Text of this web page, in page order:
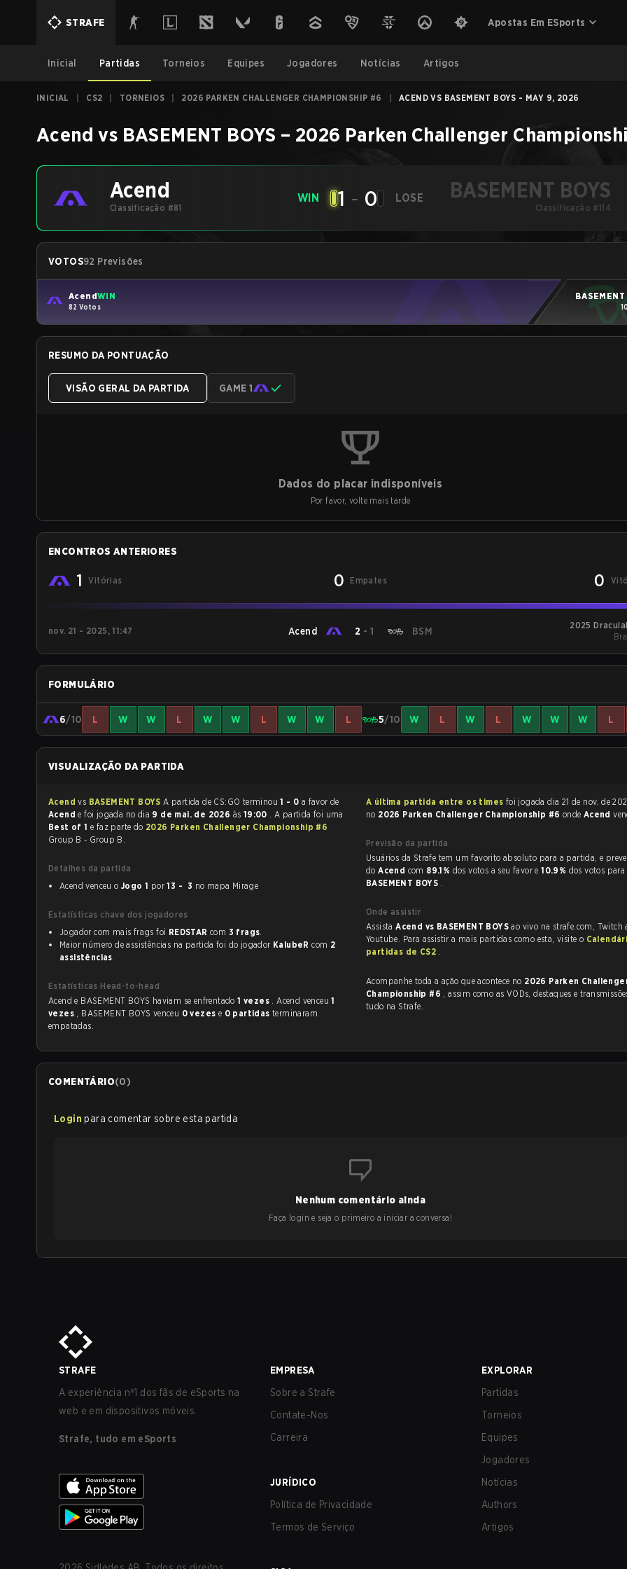
STRAFE Apostas Em ESports
Inicial Partidas Torneios Equipes Jogadores Notícias Artigos
INICIAL CS2 TORNEIOS 2026 PARKEN CHALLENGER CHAMPIONSHIP #6 ACEND VS BASEMENT BOYS - MAY 9, 2026
Acend vs BASEMENT BOYS – 2026 Parken Challenger
Acend
Classificação #81
WIN 1 - 0 LOSE BASEMENT BOYS
Classificação #114
VOTOS92 Previsões
AcendWIN
82 Votos
RESUMO DA PONTUAÇÃO
VISÃO GERAL DA PARTIDA GAME 1
Dados do placar indisponíveis
Por favor, volte mais tarde
ENCONTROS ANTERIORES
1 Vitórias 0 Empates 0
nov. 21 - 2025, 11:47 Acend 2 - 1 BSM
2025
FORMULÁRIO
6/10 L W W L W W L W W L 5/10 W L W L W W W L
VISUALIZAÇÃO DA PARTIDA
Acendvs BASEMENT BOYS A partida de CS:GO terminou1 - 0 a favor de
Acend
e foi jogada no dia 9 de mai. de 2026 às 19:00 . A partida foi uma
Best of 1 e faz parte do 2026 Parken Challenger Championship #6
Group B - Group B.
Detalhes da partida
Acend venceu o Jogo 1 por 13 - 3 no mapa Mirage
Estatísticas chave dos jogadores
Jogador com mais frags foi REDSTAR com 3 frags.
Maior número de assistências na partida foi do jogador KalubeR com 2
assistências.
Estatísticas Head-to-head
Acend e BASEMENT BOYS haviam se enfrentado1 vezes . Acend venceu1
vezes , BASEMENT BOYS venceu 0 vezes e 0 partidas terminaram
empatadas.
A última partida entre os times
no 2026 Parken Challenger Championship #6 onde Acend
Previsão da partida
Usuários da Strafe tem um favorito absoluto para a partida, e preveem a vitória
doAcend com 89.1% dos votos a seu favor e10.9% dos votos para
BASEMENT BOYS .
Onde assistir
AssistaAcend vs BASEMENT BOYSao vivo na strafe.com, Twitch
Youtube. Para assistir a mais partidas como esta, visite o
partidas de CS2 .
Acompanhe toda a ação que acontece no 2026 Parken
Championship #6 , assim como as VODs, destaques e transmissões ao vivo,
tudo na Strafe.
COMENTÁRIO(0)
Login para comentar sobre esta partida
Nenhum comentário ainda
Faça login e seja o primeiro a iniciar a conversa!
STRAFE
A experiência nº1 dos fãs de eSports na
web e em dispositivos móveis.
Strafe, tudo em eSports
EMPRESA
Sobre a Strafe
Contate-Nos
Carreira
JURÍDICO
Política de Privacidade
Termos de Serviço
EXPLORAR
Partidas
Torneios
Equipes
Jogadores
Notícias
Authors
Artigos